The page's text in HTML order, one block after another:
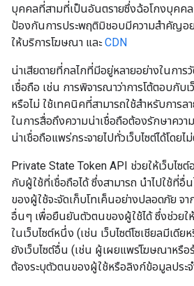
บุคคลที่สามที่เป็นอันตรายซึ่งฉ้อโกงบุคคล
ป้องกันการประพฤติมิชอบมีความสำคัญอ
ให้บริการโฆษณา และCDN
น่าเสียดายที่กลไกที่มีอยู่หลายอย่างในการ
เชื่อถือ เช่น การพิจารณาว่าการโต้ตอบกับ
หรือไม่ ใช้เทคนิคที่สามารถใช้สำหรับการ
ในการสื่อถึงความน่าเชื่อถือต้องรักษาควา
น่าเชื่อถือแพร่กระจายไปทั่วเว็บไซต์ได้โดย
Private State Token API ช่วยให้เว็บไซ
กับผู้ใช้ที่เชื่อถือได้ ซึ่งสามารถ นำไปใช้ที่อื่น
ของผู้ใช้จะจัดเก็บโทเค็นอย่างปลอดภัย
อื่นๆ เพื่อยืนยันตัวตนของผู้ใช้ได้ ซึ่งช่วยใ
ในเว็บไซต์หนึ่ง (เช่น เว็บไซต์โซเชียลมีเดี
ยังเว็บไซต์อื่น (เช่น ผู้เผยแพร่โฆษณาหรือ
ต้องระบุตัวตนของผู้ใช้หรือลิงก์ข้อมูลประจ